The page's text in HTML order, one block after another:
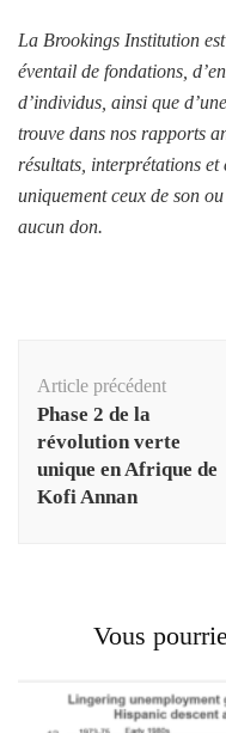
La Brookings Institution
éventail de fondations,
d’individus, ainsi que
trouve dans nos rapports
résultats, interprétations
uniquement ceux de son
aucun don.
d'article
Article précédent
Phase 2 de la
révolution verte
unique en Afrique de
Kofi Annan
Vous